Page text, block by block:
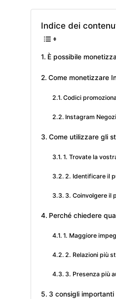
Indice dei
È possibile
Come monetizzare
Codici
Instagram
Come utilizzare gli
1. Trovate la
2. Identificare il
3. Coinvolgere il
Perché chiedere
1. Maggiore
2. Relazioni più
3. Presenza più
3 consigli